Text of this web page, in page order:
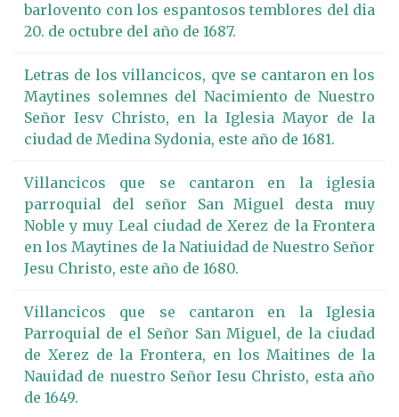
barlovento con los espantosos temblores del dia
20. de octubre del año de 1687.
Letras de los villancicos, qve se cantaron en los
Maytines solemnes del Nacimiento de Nuestro
Señor Iesv Christo, en la Iglesia Mayor de la
ciudad de Medina Sydonia, este año de 1681.
Villancicos que se cantaron en la iglesia
parroquial del señor San Miguel desta muy
Noble y muy Leal ciudad de Xerez de la Frontera
en los Maytines de la Natiuidad de Nuestro Señor
Jesu Christo, este año de 1680.
Villancicos que se cantaron en la Iglesia
Parroquial de el Señor San Miguel, de la ciudad
de Xerez de la Frontera, en los Maitines de la
Nauidad de nuestro Señor Iesu Christo, esta año
de 1649.